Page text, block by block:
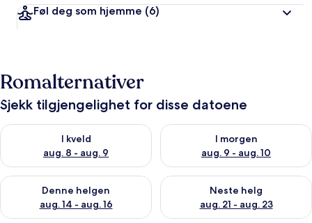
Føl deg som hjemme (6)
Romalternativer
Sjekk tilgjengelighet for disse datoene
I kveld
aug. 8 - aug. 9
Sjekk tilgjengelighet for i kveld, aug. 8 - aug. 9
I morgen
aug. 9 - aug. 10
Sjekk tilgjengelighet for i
Denne helgen
aug. 14 - aug. 16
Sjekk tilgjengelighet for denne helgen, aug. 14 - aug. 16
Neste helg
aug. 21 - aug. 23
Sjekk tilgjengelighet for